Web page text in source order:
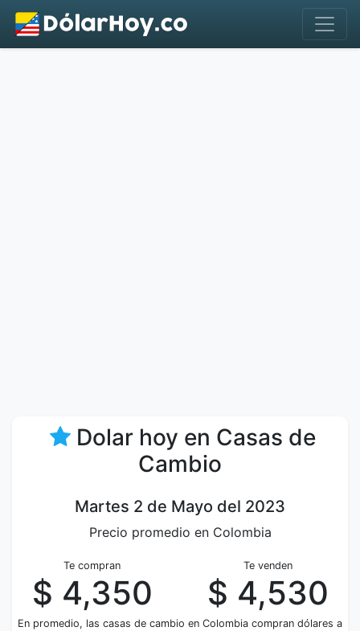
Dolar hoy en Casas de
Cambio
Martes 2 de Mayo del 2023
Precio promedio en Colombia
Te compran
$ 4,350
Te venden
$ 4,530
En promedio, las casas de cambio en Colombia compran dólares a